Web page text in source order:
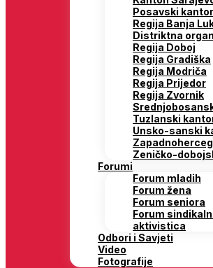
Posavski
Regija Banja
Distriktna
Regija Doboj
Regija Gradiška
Regija Modriča
Regija Prijedor
Regija Zvornik
Tuzlanski
Unsko-sanski
Zeničko-
Forumi
Forum mladih
Forum žena
Forum seniora
Forum
aktivistica
Odbori i Savjeti
Video
Fotografije